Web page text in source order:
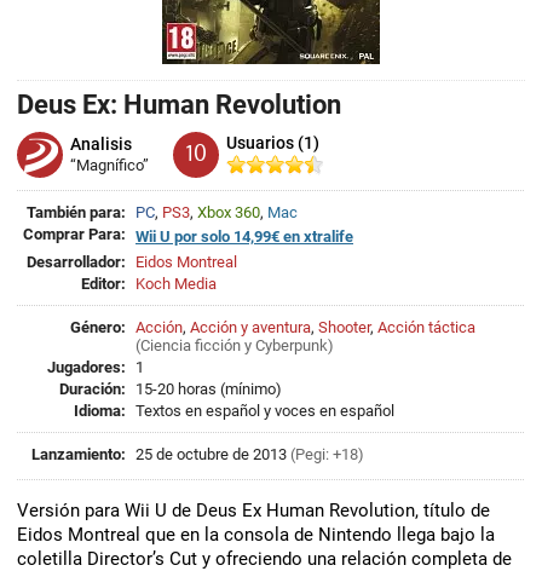
Deus Ex: Human Revolution
Analisis
“Magnífico” 10 Usuarios (1)
También para: PC, PS3, Xbox 360, Mac
Comprar Para: Wii U por solo 14,99€ en xtralife
Desarrollador:
Eidos Montreal
Editor:
Koch Media
Género: Acción, Acción y aventura, Shooter, Acción táctica
(Ciencia ficción y Cyberpunk)
Jugadores:
1
Duración:
15-20 horas (mínimo)
Idioma: Textos en español y voces en español
Lanzamiento: 25 de octubre de 2013 (Pegi: +18)
Versión para Wii U de Deus Ex Human Revolution, título de
Eidos Montreal que en la consola de Nintendo llega bajo la
coletilla Director’s Cut y ofreciendo una relación completa de